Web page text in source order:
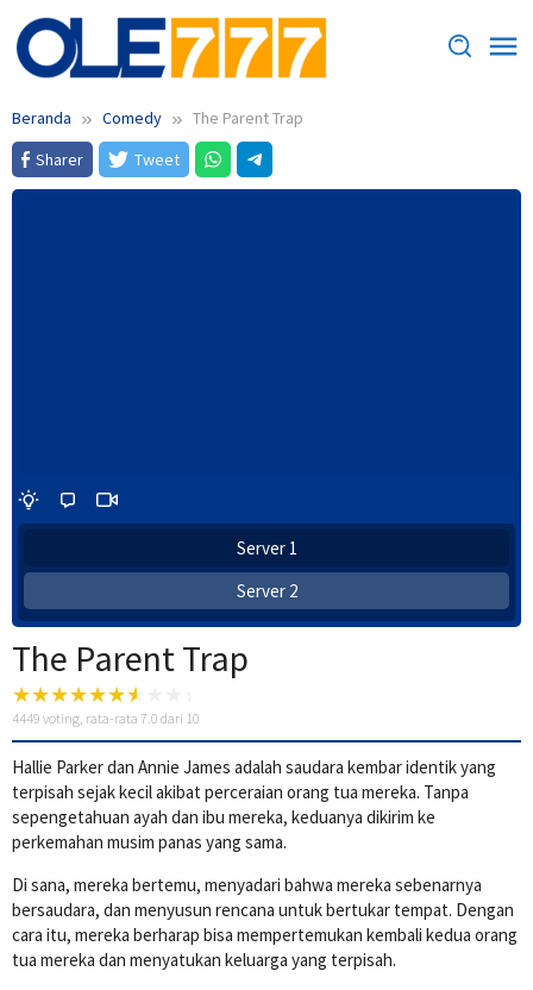
Loncat
ke
konten
Beranda Comedy
The Parent Trap
Sharer
Tweet
Server 1
Server 2
The Parent Trap
4449 voting, rata-rata 7.0 dari 10
Hallie Parker dan Annie James adalah saudara kembar identik yang
terpisah sejak kecil akibat perceraian orang tua mereka. Tanpa
sepengetahuan ayah dan ibu mereka, keduanya dikirim ke
perkemahan musim panas yang sama.
Di sana, mereka bertemu, menyadari bahwa mereka sebenarnya
bersaudara, dan menyusun rencana untuk bertukar tempat. Dengan
cara itu, mereka berharap bisa mempertemukan kembali kedua orang
tua mereka dan menyatukan keluarga yang terpisah.